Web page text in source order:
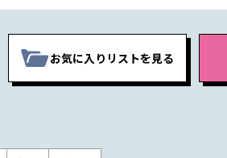
お気に入りリストを見る